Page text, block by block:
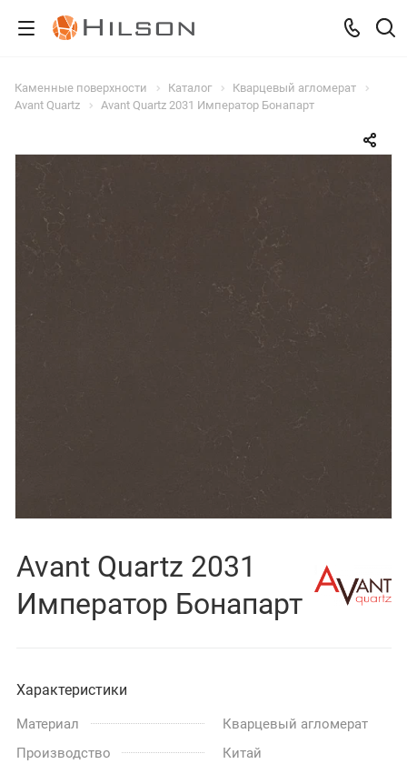
Каменные поверхности Каталог
Кварцевый агломерат
Avant Quartz
Avant Quartz 2031 Император Бонапарт
Avant Quartz 2031
Император Бонапарт
Характеристики
Материал
Кварцевый агломерат
Производство
Китай